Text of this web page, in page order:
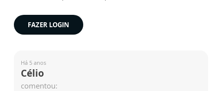
FAZER LOGIN
Há 5 anos
Célio
comentou: